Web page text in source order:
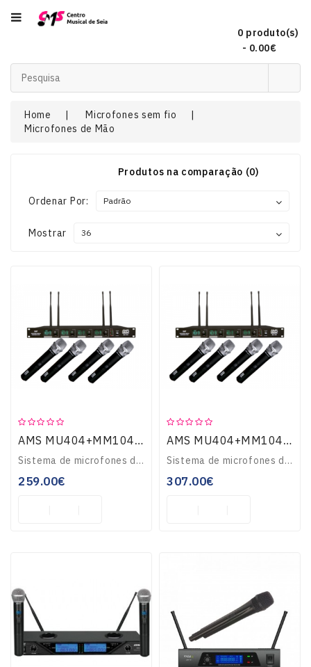
- 0.00€
Categoria
Acordeões
Audio
Guitarras
Baixos
Instrumentos
De
Cordas
TV-
VIDEO-
MULTIMÉDIA
Home
Microfones sem fio
Microfones de Mão
Produtos na comparação (0)
Ordenar Por:
Mostrar
AMS MU404+MM104 MICROS MÃO SEM FIOS
Sistema de microfones de mão com 4 canais UHF com amplitude de frequências entre 614-806mhz, composto por uma central receptora, e quatro microfones de mão sem ..
259.00€
AMS MU404+MM104 MICROS MÃO SEM FIOS
Sistema de microfones de mão com 4 canais UHF com amplitude de frequências entre 614-806mhz, composto por uma central receptora, e quatro microfones de mão sem ..
307.00€